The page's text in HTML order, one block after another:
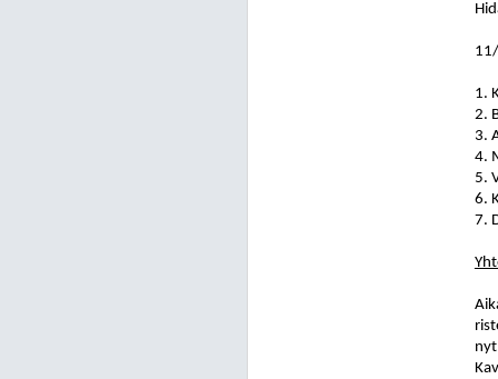
1.
2.
3.
4.
5.
6.
7.